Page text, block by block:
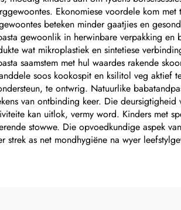
Ekonomiese voordele kom
beteken minder gaatjies en
gewoonlik in herwinbare verpakking
wat mikroplastiek en sintetiese
saamstem met hul waardes rakende
soos kookospit en ksilitol veg aktief
te ontwrig. Natuurlike
van ontbinding keer. Die
kan uitlok, vermy word. Kinders met
stowwe. Die opvoedkundige aspek
strek as net mondhygiëne na wyer